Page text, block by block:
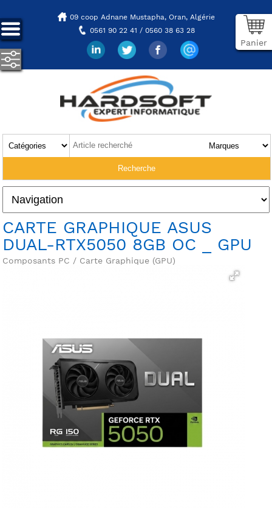
09 coop Adnane Mustapha, Oran, Algérie
0561 90 22 41 / 0560 38 63 28
Panier
CARTE GRAPHIQUE ASUS
DUAL-RTX5050 8GB OC _ GPU
Composants PC / Carte Graphique (GPU)